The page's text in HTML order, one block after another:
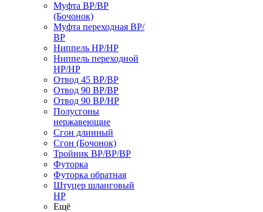
Муфта ВР/ВР
(Бочонок)
Муфта переходная ВР/
ВР
Ниппель НР/НР
Ниппель переходной
НР/НР
Отвод 45 ВР/ВР
Отвод 90 ВР/ВР
Отвод 90 ВР/НР
Полусгоны
нержавеющие
Сгон длинный
Сгон (Бочонок)
Тройник ВР/ВР/ВР
Футорка
Футорка обратная
Штуцер шланговый
НР
Ещё